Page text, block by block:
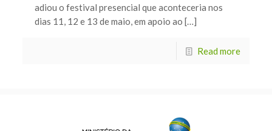
adiou o festival presencial que aconteceria nos
dias 11, 12 e 13 de maio, em apoio ao […]
Read more